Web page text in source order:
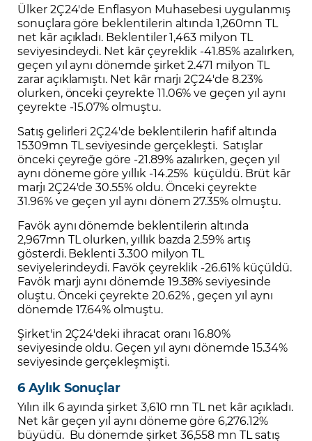
Ülker 2Ç24'de Enflasyon Muhasebesi uygulanmış
sonuçlara göre beklentilerin altında 1,260mn TL
net kâr açıkladı. Beklentiler 1,463 milyon TL
seviyesindeydi. Net kâr çeyreklik -41.85% azalırken,
geçen yıl aynı dönemde şirket 2.471 milyon TL
zarar açıklamıştı. Net kâr marjı 2Ç24'de 8.23%
olurken, önceki çeyrekte 11.06% ve geçen yıl aynı
çeyrekte -15.07% olmuştu.
Satış gelirleri 2Ç24'de beklentilerin hafif altında
15309mn TL seviyesinde gerçekleşti. Satışlar
önceki çeyreğe göre -21.89% azalırken, geçen yıl
aynı döneme göre yıllık -14.25% küçüldü. Brüt kâr
marjı 2Ç24'de 30.55% oldu. Önceki çeyrekte
31.96% ve geçen yıl aynı dönem 27.35% olmuştu.
Favök aynı dönemde beklentilerin altında
2,967mn TL olurken, yıllık bazda 2.59% artış
gösterdi. Beklenti 3.300 milyon TL
seviyelerindeydi. Favök çeyreklik -26.61% küçüldü.
Favök marjı aynı dönemde 19.38% seviyesinde
oluştu. Önceki çeyrekte 20.62% , geçen yıl aynı
dönemde 17.64% olmuştu.
Şirket'in 2Ç24'deki ihracat oranı 16.80%
seviyesinde oldu. Geçen yıl aynı dönemde 15.34%
seviyesinde gerçekleşmişti.
6 Aylık Sonuçlar
Yılın ilk 6 ayında şirket 3,610 mn TL net kâr açıkladı.
Net kâr geçen yıl aynı döneme göre 6,276.12%
büyüdü. Bu dönemde şirket 36,558 mn TL satış